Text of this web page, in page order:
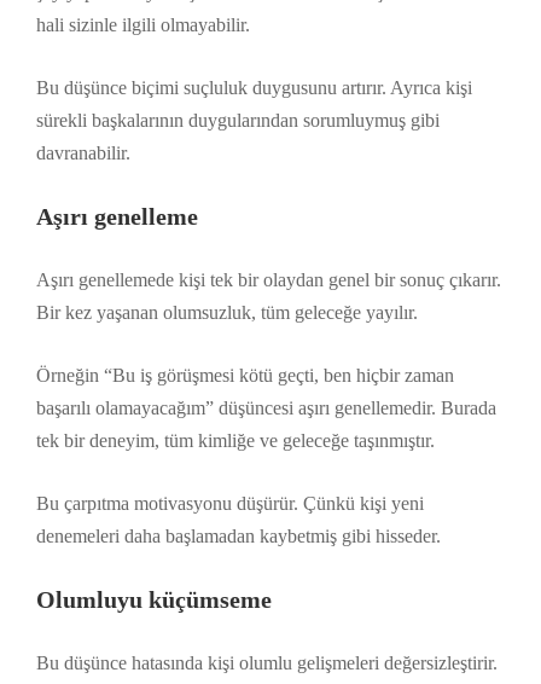
hali sizinle ilgili olmayabilir.
Bu düşünce biçimi suçluluk duygusunu artırır. Ayrıca kişi
sürekli başkalarının duygularından sorumluymuş gibi
davranabilir.
Aşırı genelleme
Aşırı genellemede kişi tek bir olaydan genel bir sonuç çıkarır.
Bir kez yaşanan olumsuzluk, tüm geleceğe yayılır.
Örneğin “Bu iş görüşmesi kötü geçti, ben hiçbir zaman
başarılı olamayacağım” düşüncesi aşırı genellemedir. Burada
tek bir deneyim, tüm kimliğe ve geleceğe taşınmıştır.
Bu çarpıtma motivasyonu düşürür. Çünkü kişi yeni
denemeleri daha başlamadan kaybetmiş gibi hisseder.
Olumluyu küçümseme
Bu düşünce hatasında kişi olumlu gelişmeleri değersizleştirir.